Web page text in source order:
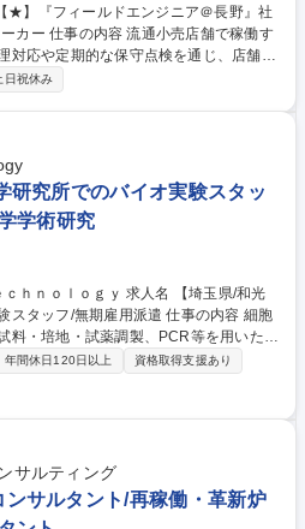
舗で稼働す
対応や定期的な保守点検を通じ、店舗運
社会インフラを裏側から支える現場密着
旧を図ります。 ・新規機器の納品設置：
、機器の設置や初期設定を行い、現場ス
ます。 ・定期保守と点検：トラブルを未
を実施し、円滑な店舗運営と商品の安定
安定メーカー
日祝休み
研究所でのバイオ実験スタッ
学術研究
ｙ 求人名 【埼玉県/和光
/無期雇用派遣 仕事の内容 細胞
料・培地・試薬調製、PCR等を用いた解
を担当していただきます。 ■細胞培養業
験・解析業務 ■蛍光観察・光学分析に
オ系試薬キットの開発および品質管理 ■
応 ■実験データの整理、報告書作成 募
究所でのバイオ実験スタッフ/無期雇用
年間休日120日以上
資格取得支援あり
サルティング
サルタント/再稼働・革新炉